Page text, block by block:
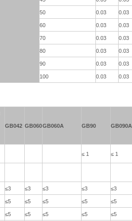
50 0.03 0.03
60 0.03 0.03
70 0.03 0.03
80 0.03 0.03
90 0.03 0.03
100 0.03 0.03
GB042 GB060GB060A GB90 GB090A
≤ 1 ≤ 1
≤3 ≤3 ≤3 ≤3 ≤3
≤5 ≤5 ≤5 ≤5 ≤5
≤5 ≤5 ≤5 ≤5 ≤5